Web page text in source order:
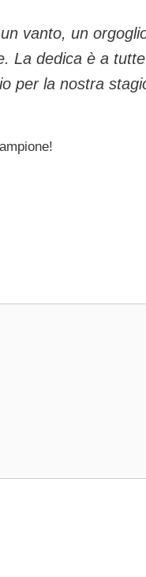
vanto, un
La dedica è a
per la nostra